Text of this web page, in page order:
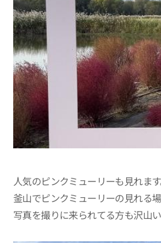
人気のピンクミューリーも見れます
釜山でピンクミューリーの見れる
写真を撮りに来られてる方も沢山い